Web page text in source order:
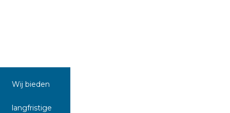
Wij bieden
langfristige